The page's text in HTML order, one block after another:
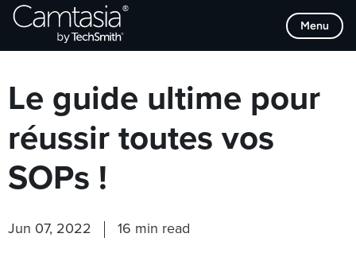
Passer
directement
Menu
Browse Categories
Le guide ultime pour
réussir toutes vos
SOPs !
Jun 07, 2022 16 min read